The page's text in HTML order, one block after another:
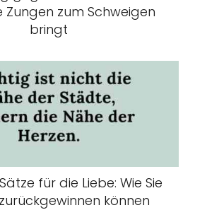
zum Schweigen
bringt
für die Liebe: Wie Sie
können